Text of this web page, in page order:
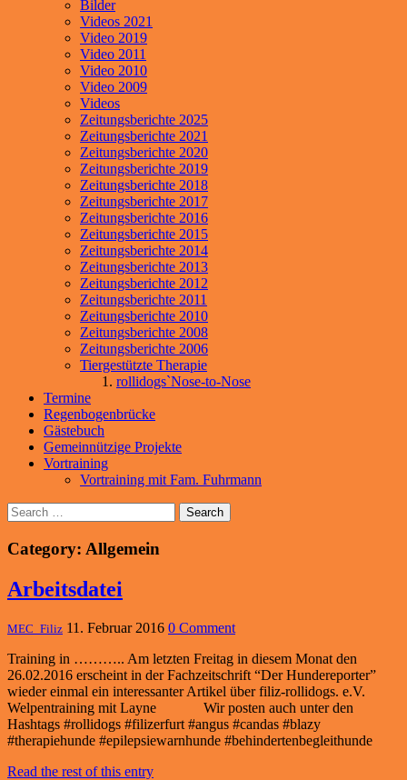
Bilder
Videos 2021
Video 2019
Video 2011
Video 2010
Video 2009
Videos
Zeitungsberichte 2025
Zeitungsberichte 2021
Zeitungsberichte 2020
Zeitungsberichte 2019
Zeitungsberichte 2018
Zeitungsberichte 2017
Zeitungsberichte 2016
Zeitungsberichte 2015
Zeitungsberichte 2014
Zeitungsberichte 2013
Zeitungsberichte 2012
Zeitungsberichte 2011
Zeitungsberichte 2010
Zeitungsberichte 2008
Zeitungsberichte 2006
Tiergestützte Therapie
rollidogs`Nose-to-Nose
Termine
Regenbogenbrücke
Gästebuch
Gemeinnützige Projekte
Vortraining
Vortraining mit Fam. Fuhrmann
Search
Category: Allgemein
Arbeitsdatei
MEC_Filiz 11. Februar 2016 0 Comment
Training in ……….. Am letzten Freitag in diesem Monat den
26.02.2016 erscheint in der Fachzeitschrift “Der Hundereporter”
wieder einmal ein interessanter Artikel über filiz-rollidogs. e.V.
Welpentraining mit Layne Wir posten auch unter den
Hashtags #rollidogs #filizerfurt #angus #candas #blazy
#therapiehunde #epilepsiewarnhunde #behindertenbegleithunde
Read the rest of this entry